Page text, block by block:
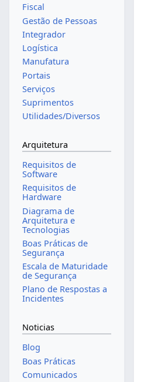
Fiscal
Gestão de Pessoas
Integrador
Logística
Manufatura
Portais
Serviços
Suprimentos
Utilidades/Diversos
Arquitetura
Requisitos de
Software
Requisitos de
Hardware
Diagrama de
Arquitetura e
Tecnologias
Boas Práticas de
Segurança
Escala de Maturidade
de Segurança
Plano de Respostas a
Incidentes
Noticias
Blog
Boas Práticas
Comunicados